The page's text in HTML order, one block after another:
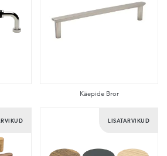
Käepide Bror
LISATARVIKUD